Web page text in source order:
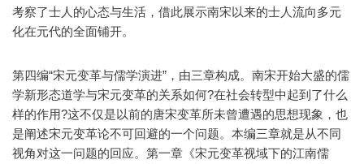
考察了士人的心态与生活，借此展示南宋以来的士人流向多元
化在元代的全面铺开。
第四编“宋元变革与儒学演进”，由三章构成。南宋开始大盛的儒
学新形态道学与宋元变革的关系如何?在社会转型中起到了什么
样的作用?这不仅是以前的唐宋变革所未曾遭遇的思想现象，也
是阐述宋元变革论不可回避的一个问题。本编三章就是从不同
视角对这一问题的回应。第一章《宋元变革视域下的江南儒